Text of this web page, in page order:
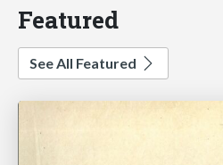
Featured
See All Featured